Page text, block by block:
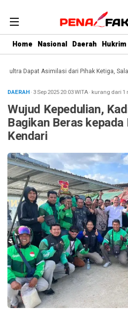
Home Nasional Daerah Hukrim
Dapat Asimilasi dari Pihak Ketiga, Salah
DAERAH· 3 Sep 202520:03WITA· kurang dari 1
Wujud Kepedulian,
Bagikan Beras
Kendari